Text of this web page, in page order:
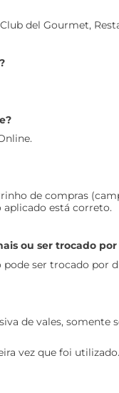
del Gourmet,
de compras
está correto.
ou ser trocado
ser trocado por
de vales,
vez que foi utilizado.